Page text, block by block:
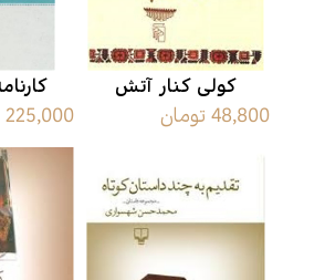
کولی کنار آتش
48,800 تومان 225,000 تومان